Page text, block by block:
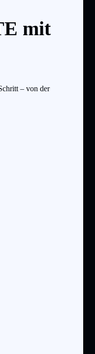
mit
– von der